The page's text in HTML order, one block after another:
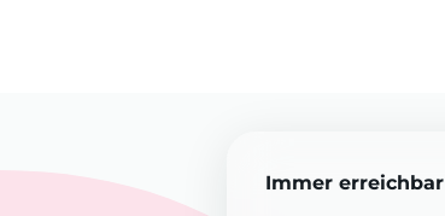
Immer erreichbar